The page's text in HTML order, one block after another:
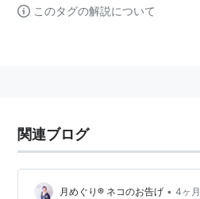
このタグの解説について
関連ブログ
月めぐり®︎ ネコのお告げ • 4ヶ